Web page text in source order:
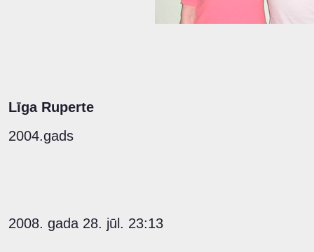
Līga Ruperte
2004.gads
2008. gada 28. jūl. 23:13